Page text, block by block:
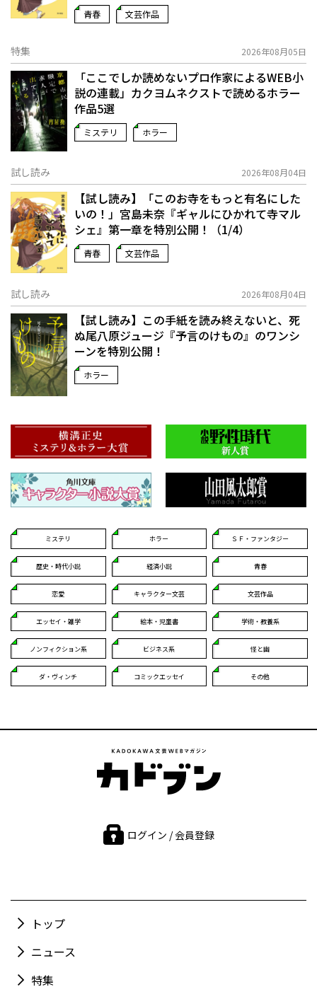
青春 文芸作品
特集 2026年08月05日
「ここでしか読めないプロ作家によるWEB小
説の連載」――カクヨムネクストで読めるホラー
作品5選
ミステリ ホラー
試し読み 2026年08月04日
【試し読み】「このお寺をもっと有名にした
いの！」宮島未奈『ギャルにひかれて寺マル
シェ』第一章を特別公開！（1/4）
青春 文芸作品
試し読み 2026年08月04日
【試し読み】この手紙を読み終えないと、死
ぬ――尾八原ジュージ『予言のけもの』のワンシ
ーンを特別公開！
ホラー
ミステリ ホラー ＳＦ・ファンタジー
歴史・時代小説 経済小説 青春
恋愛 キャラクター文芸 文芸作品
エッセイ・雑学 絵本・児童書 学術・教養系
ノンフィクション系 ビジネス系 怪と幽
ダ・ヴィンチ コミックエッセイ その他
ログイン / 会員登録
トップ
ニュース
特集